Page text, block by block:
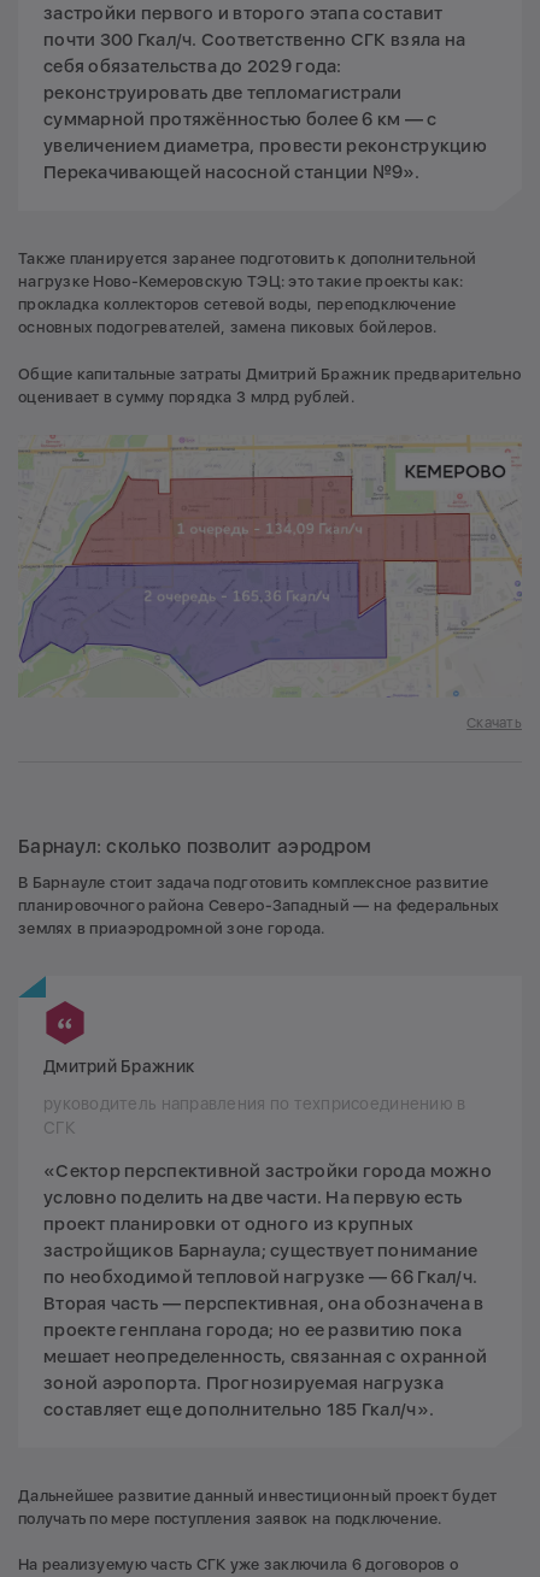
застройки первого и второго этапа составит
почти 300 Гкал/ч. Соответственно СГК взяла на
себя обязательства до 2029 года:
реконструировать две тепломагистрали
суммарной протяжённостью более 6 км — с
увеличением диаметра, провести реконструкцию
Перекачивающей насосной станции №9».
Также планируется заранее подготовить к дополнительной
нагрузке Ново-Кемеровскую ТЭЦ: это такие проекты как:
прокладка коллекторов сетевой воды, переподключение
основных подогревателей, замена пиковых бойлеров.
Общие капитальные затраты Дмитрий Бражник предварительно
оценивает в сумму порядка 3 млрд рублей.
Скачать
Барнаул: сколько позволит аэродром
В Барнауле стоит задача подготовить комплексное развитие
планировочного района Северо-Западный — на федеральных
землях в приаэродромной зоне города.
Дмитрий Бражник
руководитель направления по техприсоединению в
СГК
«Сектор перспективной застройки города можно
условно поделить на две части. На первую есть
проект планировки от одного из крупных
застройщиков Барнаула; существует понимание
по необходимой тепловой нагрузке — 66 Гкал/ч.
Вторая часть — перспективная, она обозначена в
проекте генплана города; но ее развитию пока
мешает неопределенность, связанная с охранной
зоной аэропорта. Прогнозируемая нагрузка
составляет еще дополнительно 185 Гкал/ч».
Дальнейшее развитие данный инвестиционный проект будет
получать по мере поступления заявок на подключение.
На реализуемую часть СГК уже заключила 6 договоров о